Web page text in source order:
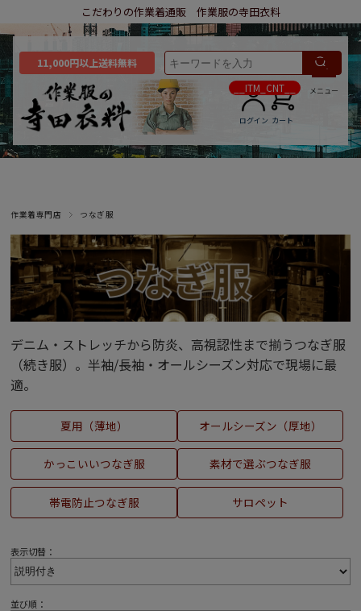
こだわりの作業着通販 作業服の寺田衣料
ログイン
__ITM_CNT__
カート
メニュー
11,000円以上送料無料
作業着専門店 つなぎ服
デニム・ストレッチから防炎、高視認性まで揃うつなぎ服
（続き服）。半袖/長袖・オールシーズン対応で現場に最
適。
夏用（薄地） オールシーズン（厚地）
かっこいいつなぎ服 素材で選ぶつなぎ服
帯電防止つなぎ服 サロペット
表示切替：
並び順：